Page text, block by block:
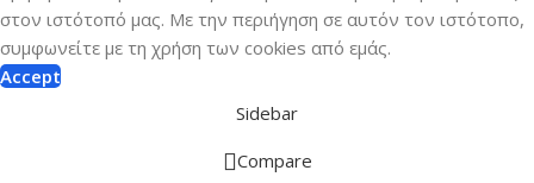
στον ιστότοπό μας. Με την περιήγηση σε αυτόν τον ιστότοπο,
συμφωνείτε με τη χρήση των cookies από εμάς.
Accept
Sidebar
Compare